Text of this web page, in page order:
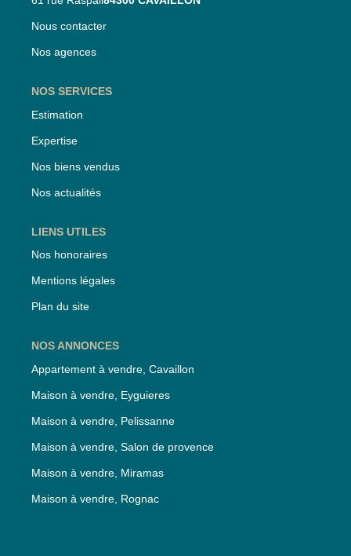
Nous contacter
Nos agences
NOS SERVICES
Estimation
Expertise
Nos biens vendus
Nos actualités
LIENS UTILES
Nos honoraires
Mentions légales
Plan du site
NOS ANNONCES
Appartement à vendre, Cavaillon
Maison à vendre, Eyguieres
Maison à vendre, Pelissanne
Maison à vendre, Salon de provence
Maison à vendre, Miramas
Maison à vendre, Rognac